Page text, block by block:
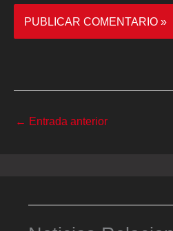
← Entrada anterior